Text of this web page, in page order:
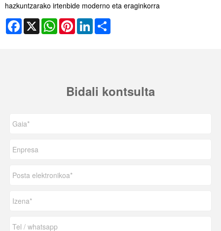
hazkuntzarako irtenbide moderno eta eraginkorra
Facebook
X WhatsAppPinterestLinkedIn
Bidali kontsulta